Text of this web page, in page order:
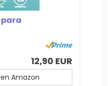
12,90 EUR
Amazon